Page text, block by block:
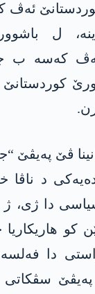
ئەڤ
ل
کەسە ب
ڤێ
د ناڤا
دا ژی،
دا
پەیڤێ